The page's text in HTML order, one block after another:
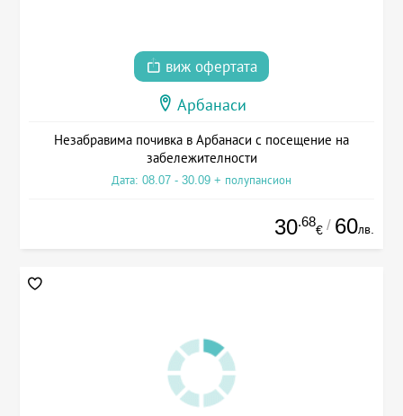
виж офертата
Арбанаси
Незабравима почивка в Арбанаси с посещение на
забележителности
Дата: 08.07 - 30.09 + полупансион
30.68
€ / 60лв.